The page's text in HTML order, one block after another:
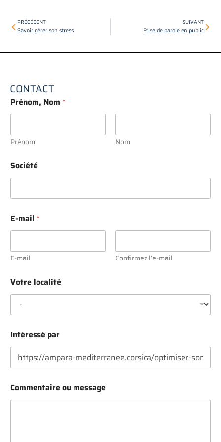
Précédent
PRÉCÉDENT
Savoir gérer son stress
SUIVANT
Prise de parole en public
CONTACT
Prénom, Nom *
Prénom Nom
Société
a
r
-
m
i
l
E-mail *
E-mail Confirmez l’e-mail
Votre localité
Intéressé par
Commentaire ou message